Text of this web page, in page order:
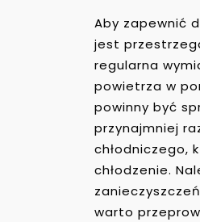
Aby zapewnić
jest
regularna
powietrza w
powinny być
przynajmniej
chłodniczego,
chłodzenie.
warto